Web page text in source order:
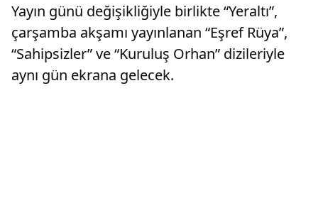
Yayın günü değişikliğiyle birlikte “Yeraltı”,
çarşamba akşamı yayınlanan “Eşref Rüya”,
“Sahipsizler” ve “Kuruluş Orhan” dizileriyle
aynı gün ekrana gelecek.